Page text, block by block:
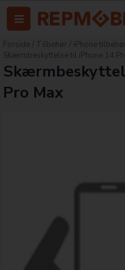
Forside Tilbehør iPhone
Skærmbeskyttelse til iPhone 14
Pro Max